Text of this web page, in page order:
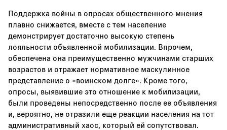
Поддержка войны в опросах общественного мнения
плавно снижается, вместе с тем население
демонстрирует достаточно высокую степень
лояльности объявленной мобилизации. Впрочем,
обеспечена она преимущественно мужчинами старших
возрастов и отражает нормативное маскулинное
представление о «воинском долге». Кроме того,
опросы, выявившие это отношение к мобилизации,
были проведены непосредственно после ее объявления
и, вероятно, не отразили еще реакции населения на тот
административный хаос, который ей сопутствовал.